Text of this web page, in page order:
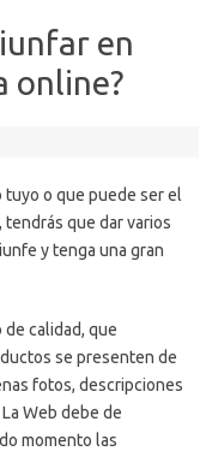
en
online?
tuyo o que puede ser el
que dar varios
y tenga una gran
de calidad, que
se presenten de
fotos, descripciones
Web debe de
momento las